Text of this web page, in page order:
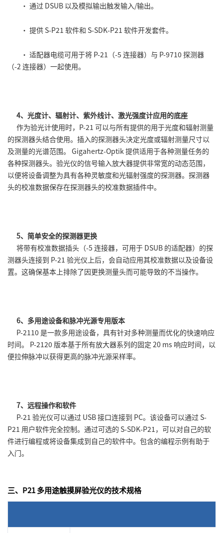
• 通过 DSUB 以及模拟输出触发输入/输出。
• 提供 S-P21 软件和 S-SDK-P21 软件开发套件。
• 适配器电缆可用于将 P-21（-5 连接器）与 P-9710 探测器
（-2 连接器）一起使用。
4、光度计、辐射计、紫外线计、激光强度计应用的底座
作为验光计使用时，P-21 可以与所有提供的用于光度和辐射测量
的探测器头结合使用。插入的探测器头决定光度或辐射测量尺寸以
及测量的光谱范围。 Gigahertz-Optik 提供适用于各种测量任务的
各种探测器头。验光仪的信号输入放大器提供非常宽的动态范围，
以便将设备调整为具有各种灵敏度和光辐射强度的探测器。探测器
头的校准数据保存在探测器头的校准数据插件中。
5、简单安全的探测器更换
将带有校准数据插头（-5 连接器，可用于 DSUB 的适配器）的探
测器头连接到 P-21 验光仪上后，会自动应用其校准数据以及设备设
置。这确保基本上排除了因更换测量头而可能导致的不当操作。
6、多用途设备和脉冲光源专用版本
P-2110 是一款多用途设备，具有针对多种测量而优化的快速响应
时间。 P-2120 版本基于所有放大器系列的固定 20 ms 响应时间，以
便拉伸脉冲以获得更高的脉冲光源采样率。
7、远程操作和软件
P-21 验光仪可以通过 USB 接口连接到 PC。该设备可以通过 S-
P21 用户软件完全控制。通过可选的 S-SDK-P21，可以对自己的软
件进行编程或将设备集成到自己的软件中。包含的编程示例有助于
入门。
三、P21 多用途触摸屏验光仪的技术规格